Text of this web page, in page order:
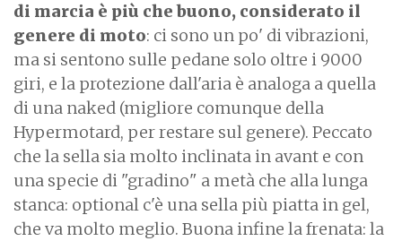
di marcia è più che buono, considerato il
genere di moto: ci sono un po' di vibrazioni,
ma si sentono sulle pedane solo oltre i 9000
giri, e la protezione dall'aria è analoga a quella
di una naked (migliore comunque della
Hypermotard, per restare sul genere). Peccato
che la sella sia molto inclinata in avant e con
una specie di "gradino" a metà che alla lunga
stanca: optional c'è una sella più piatta in gel,
che va molto meglio. Buona infine la frenata: la